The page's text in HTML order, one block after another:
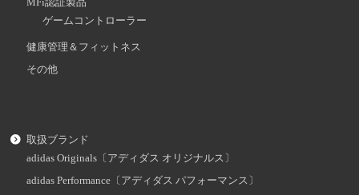
MFi認証製品
ゲームコントローラー
健康管理＆フィットネス
その他
取扱ブランド
adidas Originals〔アディダス オリジナルス〕
adidas Performance〔アディダス パフォーマンス〕